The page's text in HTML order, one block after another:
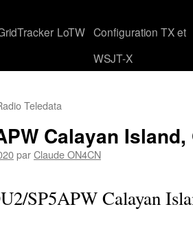
LoTW Configuration TX et
WSJT-X
Teledata
Calayan Island,
parClaude ON4CN
SP5APW Calayan